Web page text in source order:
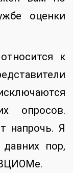
оценки
к
опросов.
напрочь. Я
пор,